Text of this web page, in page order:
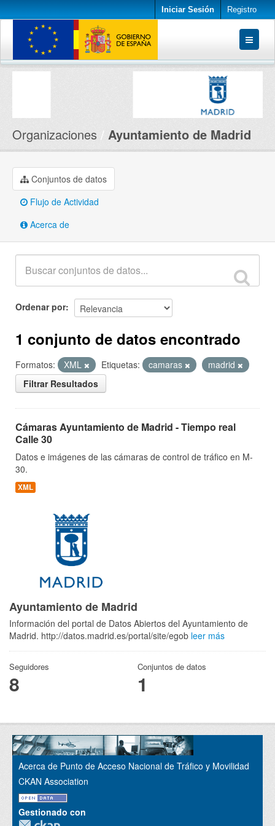
Iniciar Sesión Registro
Conjuntos de datos
Organizaciones Ayuntamiento de Madrid
Conjuntos de datos
Flujo de Actividad
Acerca de
Ordenar por
1 conjunto de datos encontrado
Formatos: XML Etiquetas: camaras
madrid
Filtrar Resultados
Cámaras Ayuntamiento de Madrid - Tiempo real
Calle 30
Datos e imágenes de las cámaras de control de tráfico en M-
30.
XML
Ayuntamiento de Madrid
Información del portal de Datos Abiertos del Ayuntamiento de
Madrid. http://datos.madrid.es/portal/site/egob leer más
Seguidores
8
Conjuntos de datos
1
Acerca de Punto de Acceso Nacional de Tráfico y Movilidad
CKAN Association
Gestionado con